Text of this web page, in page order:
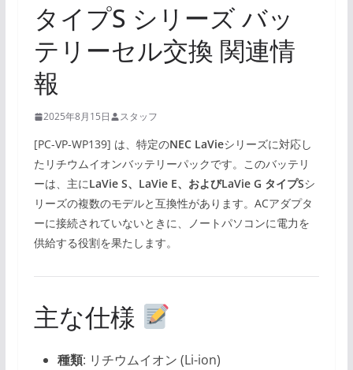
タイプS シリーズ バッ
テリーセル交換 関連情
報
2025年8月15日 スタッフ
[PC-VP-WP139] は、特定のNEC LaVieシリーズに対応し
たリチウムイオンバッテリーパックです。このバッテリ
ーは、主にLaVie S、LaVie E、およびLaVie G タイプSシ
リーズの複数のモデルと互換性があります。ACアダプタ
ーに接続されていないときに、ノートパソコンに電力を
供給する役割を果たします。
主な仕様
種類: リチウムイオン (Li-ion)